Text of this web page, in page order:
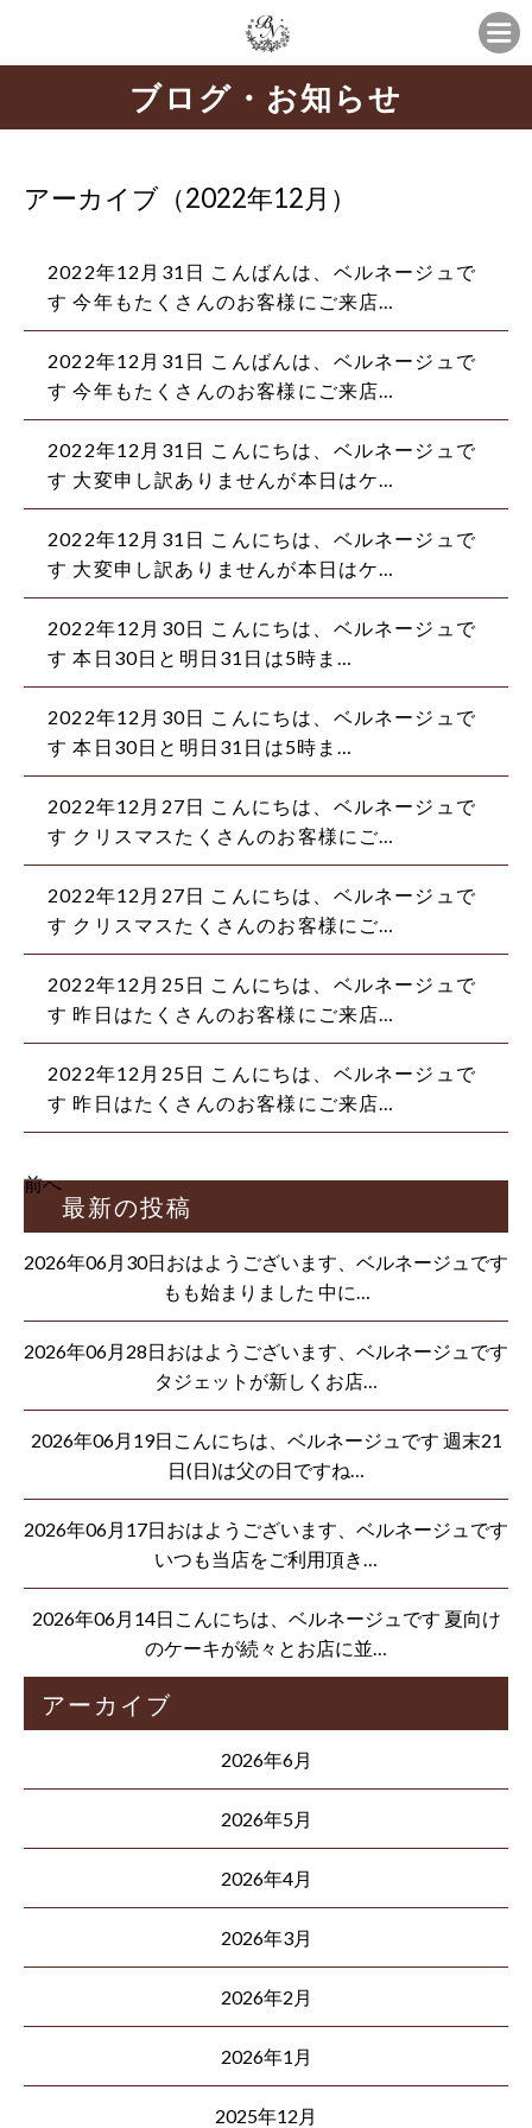
ブログ・お知らせ
アーカイブ（2022年12月）
2022年12月31日 こんばんは、ベルネージュで
す 今年もたくさんのお客様にご来店…
2022年12月31日 こんばんは、ベルネージュで
す 今年もたくさんのお客様にご来店…
2022年12月31日 こんにちは、ベルネージュで
す 大変申し訳ありませんが本日はケ…
2022年12月31日 こんにちは、ベルネージュで
す 大変申し訳ありませんが本日はケ…
2022年12月30日 こんにちは、ベルネージュで
す 本日30日と明日31日は5時ま…
2022年12月30日 こんにちは、ベルネージュで
す 本日30日と明日31日は5時ま…
2022年12月27日 こんにちは、ベルネージュで
す クリスマスたくさんのお客様にご…
2022年12月27日 こんにちは、ベルネージュで
す クリスマスたくさんのお客様にご…
2022年12月25日 こんにちは、ベルネージュで
す 昨日はたくさんのお客様にご来店…
2022年12月25日 こんにちは、ベルネージュで
す 昨日はたくさんのお客様にご来店…
前へ
最新の投稿
2026年06月30日おはようございます、ベルネージュです
もも始まりました 中に…
2026年06月28日おはようございます、ベルネージュです
タジェットが新しくお店…
2026年06月19日こんにちは、ベルネージュです 週末21
日(日)は父の日ですね…
2026年06月17日おはようございます、ベルネージュです
いつも当店をご利用頂き…
2026年06月14日こんにちは、ベルネージュです 夏向け
のケーキが続々とお店に並…
アーカイブ
2026年6月
2026年5月
2026年4月
2026年3月
2026年2月
2026年1月
2025年12月